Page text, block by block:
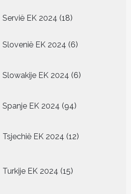
Servië EK 2024 1818
Slovenië EK 2024 66
Slowakije EK 2024 6
producten
Spanje EK 2024 9494
Tsjechië EK 2024 12
producten
Turkije EK 2024 15
producten